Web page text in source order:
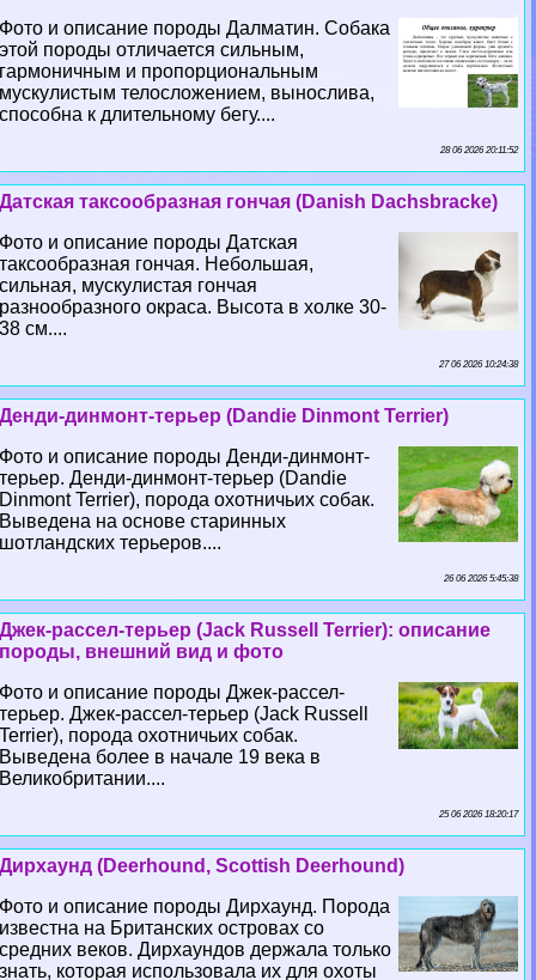
Фото и описание породы Далматин. Собака
этой породы отличается сильным,
гармоничным и пропорциональным
мускулистым телосложением, вынослива,
способна к длительному бегу....
28 06 2026 20:11:52
Датская таксообразная гончая (Danish Dachsbracke)
Фото и описание породы Датская
таксообразная гончая. Небольшая,
сильная, мускулистая гончая
разнообразного окраса. Высота в холке 30-
38 см....
27 06 2026 10:24:38
Денди-динмонт-терьер (Dandie Dinmont Terrier)
Фото и описание породы Денди-динмонт-
терьер. Денди-динмонт-терьер (Dandie
Dinmont Terrier), порода охотничьих собак.
Выведена на основе старинных
шотландских терьеров....
26 06 2026 5:45:38
Джек-рассел-терьер (Jack Russell Terrier): описание
породы, внешний вид и фото
Фото и описание породы Джек-рассел-
терьер. Джек-рассел-терьер (Jack Russell
Terrier), порода охотничьих собак.
Выведена более в начале 19 века в
Великобритании....
25 06 2026 18:20:17
Дирхаунд (Deerhound, Scottish Deerhound)
Фото и описание породы Дирхаунд. Порода
известна на Британских островах со
средних веков. Дирхаундов держала только
знать, которая использовала их для охоты